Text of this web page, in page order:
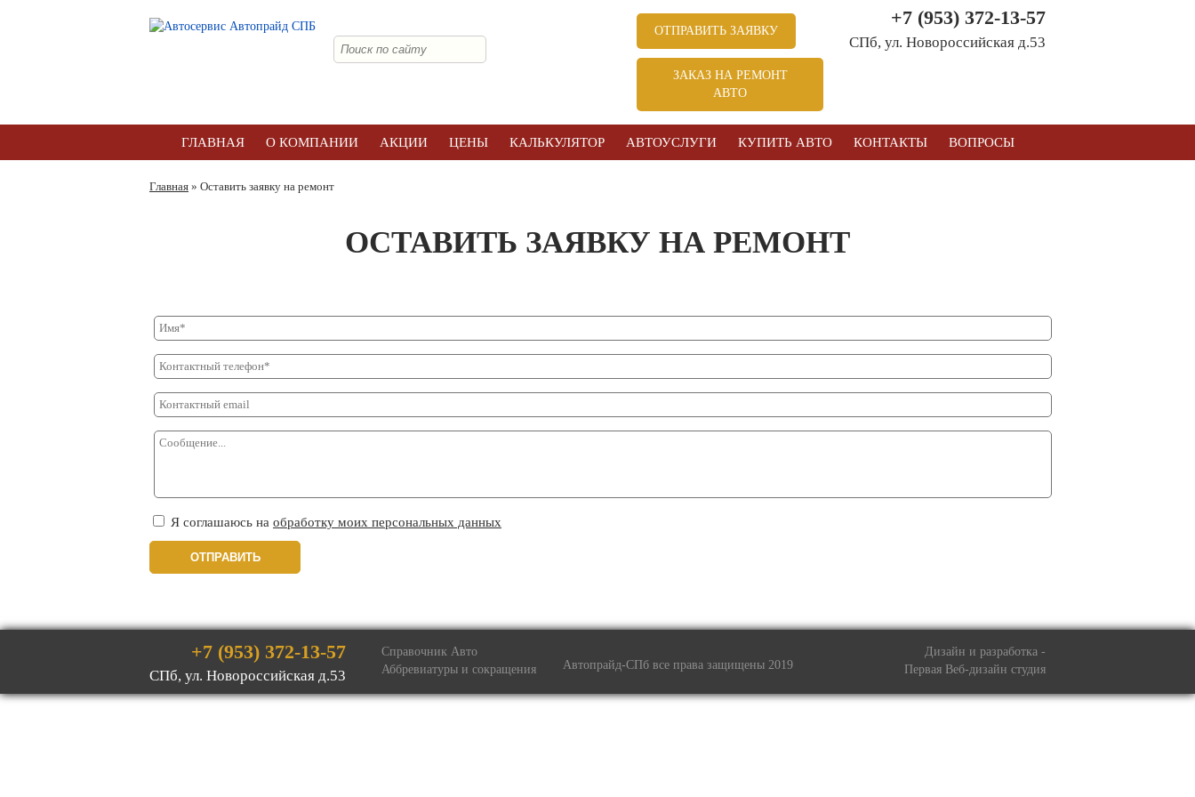
+7 (953) 372-13-57
СПб, ул. Новоросcийская д.53
ОТПРАВИТЬ ЗАЯВКУ
ЗАКАЗ НА РЕМОНТ
АВТО
ГЛАВНАЯ О КОМПАНИИ АКЦИИ ЦЕНЫ КАЛЬКУЛЯТОР АВТОУСЛУГИ КУПИТЬ АВТО КОНТАКТЫ ВОПРОСЫ
Главная » Оставить заявку на ремонт
ОСТАВИТЬ ЗАЯВКУ НА РЕМОНТ
Я соглашаюсь на обработку моих персональных данных
Оставить заявку
+7 (953) 372-13-57
СПб, ул. Новоросcийская д.53
Справочник Авто
Аббревиатуры и сокращения
Автопрайд-СПб все права защищены 2019
Дизайн и разработка -
Первая Веб-дизайн студия